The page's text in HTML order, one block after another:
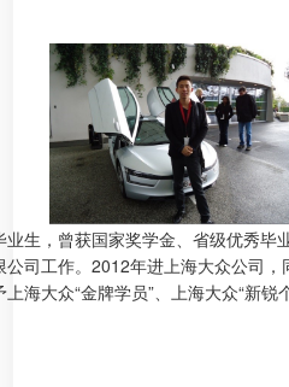
生，曾获国家奖学金、省级优秀毕
司工作。2012年进上海大众公司
海大众“金牌学员”、上海大众“新锐